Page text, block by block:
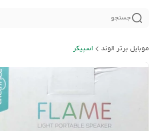
جستجو
موبایل برتر الوند اسپیکر